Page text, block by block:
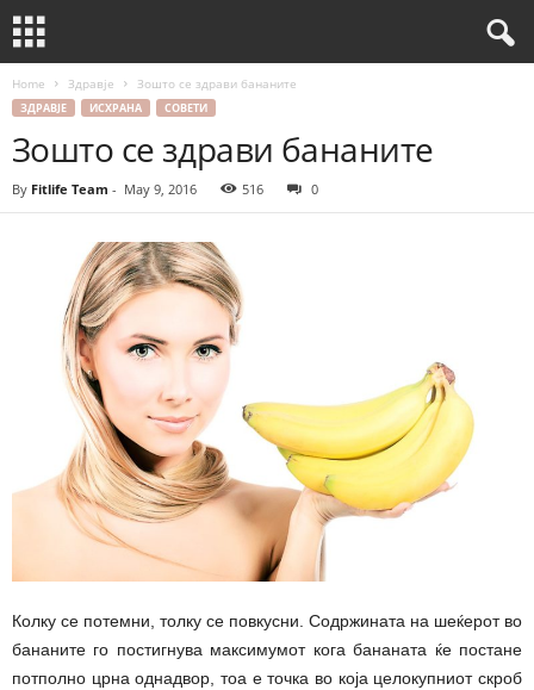
Home Здравје Зошто се здрави бананите
ЗДРАВЈЕ ИСХРАНА СОВЕТИ
Зошто се здрави бананите
By Fitlife Team - May 9, 2016 516 0
Колку се потемни, толку се повкусни. Содржината на шеќерот во
бананите го постигнува максимумот кога бананата ќе постане
потполно црна однадвор, тоа е точка во која целокупниот скроб